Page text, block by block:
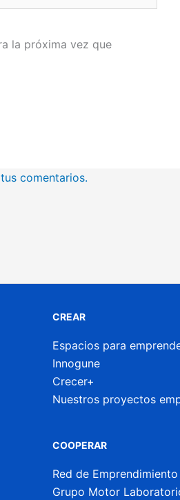
la próxima vez que
comentarios.
CREAR
Espacios para
Innogune
Crecer+
Nuestros proyectos
COOPERAR
Red de
Grupo Motor